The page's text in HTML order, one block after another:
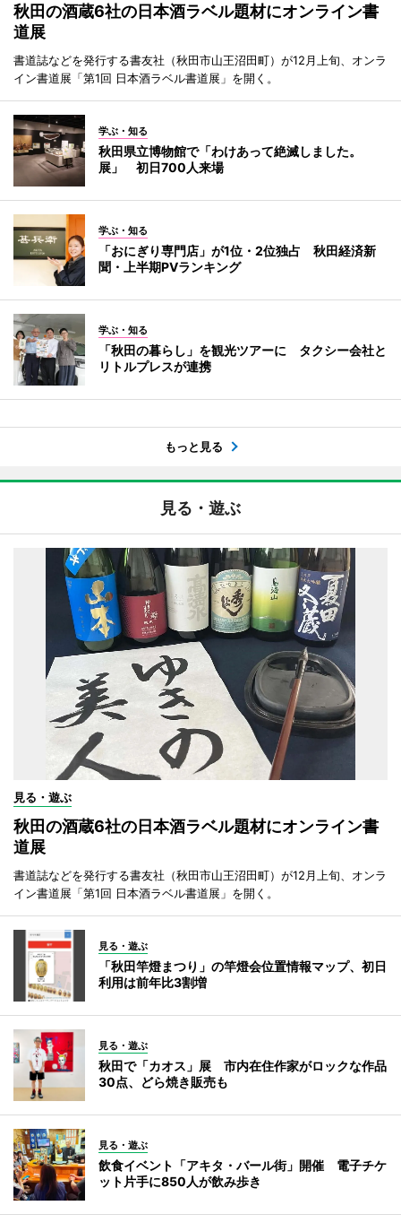
秋田の酒蔵6社の日本酒ラベル題材にオンライン書
道展
書道誌などを発行する書友社（秋田市山王沼田町）が12月上旬、オンラ
イン書道展「第1回 日本酒ラベル書道展」を開く。
学ぶ・知る
秋田県立博物館で「わけあって絶滅しました。
展」 初日700人来場
学ぶ・知る
「おにぎり専門店」が1位・2位独占 秋田経済新
聞・上半期PVランキング
学ぶ・知る
「秋田の暮らし」を観光ツアーに タクシー会社と
リトルプレスが連携
もっと見る
見る・遊ぶ
見る・遊ぶ
秋田の酒蔵6社の日本酒ラベル題材にオンライン書
道展
書道誌などを発行する書友社（秋田市山王沼田町）が12月上旬、オンラ
イン書道展「第1回 日本酒ラベル書道展」を開く。
見る・遊ぶ
「秋田竿燈まつり」の竿燈会位置情報マップ、初日
利用は前年比3割増
見る・遊ぶ
秋田で「カオス」展 市内在住作家がロックな作品
30点、どら焼き販売も
見る・遊ぶ
飲食イベント「アキタ・バール街」開催 電子チケ
ット片手に850人が飲み歩き